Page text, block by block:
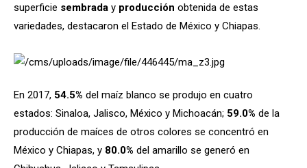
superficie sembrada y producción obtenida de estas
variedades, destacaron el Estado de México y Chiapas.
En 2017, 54.5% del maíz blanco se produjo en cuatro
estados: Sinaloa, Jalisco, México y Michoacán; 59.0% de la
producción de maíces de otros colores se concentró en
México y Chiapas, y 80.0% del amarillo se generó en